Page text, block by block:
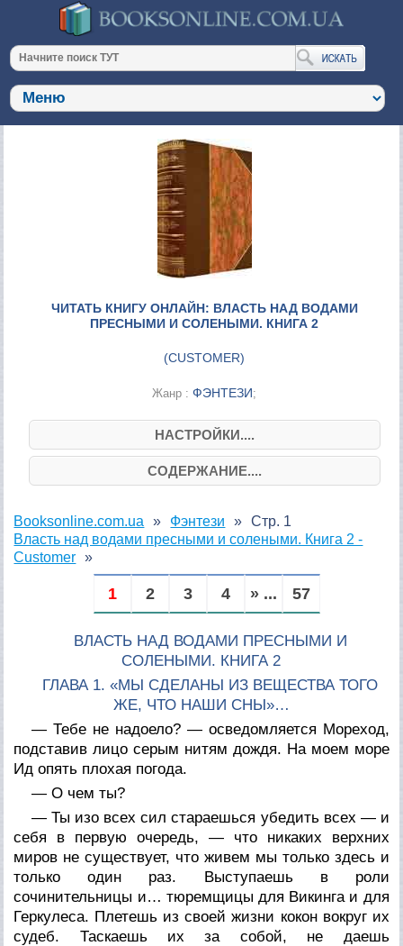
ЧИТАТЬ КНИГУ ОНЛАЙН: ВЛАСТЬ НАД ВОДАМИ
ПРЕСНЫМИ И СОЛЕНЫМИ. КНИГА 2
(CUSTOMER)
Жанр :ФЭНТЕЗИ;
НАСТРОЙКИ....
СОДЕРЖАНИЕ....
Booksonline.com.ua
Фэнтези
Власть над водами пресными и солеными. Книга 2 -
Customer
Стр. 1
1 2 3 4 » ... 57
ВЛАСТЬ НАД ВОДАМИ ПРЕСНЫМИ И
СОЛЕНЫМИ. КНИГА 2
ГЛАВА 1. «МЫ СДЕЛАНЫ ИЗ ВЕЩЕСТВА ТОГО
ЖЕ, ЧТО НАШИ СНЫ»…
— Тебе не надоело? — осведомляется Мореход,
подставив лицо серым нитям дождя. На моем море
Ид опять плохая погода.
— О чем ты?
— Ты изо всех сил стараешься убедить всех — и
себя в первую очередь, — что никаких верхних
миров не существует, что живем мы только здесь и
только один раз. Выступаешь в роли
сочинительницы и… тюремщицы для Викинга и для
Геркулеса. Плетешь из своей жизни кокон вокруг их
судеб. Таскаешь их за собой, не даешь